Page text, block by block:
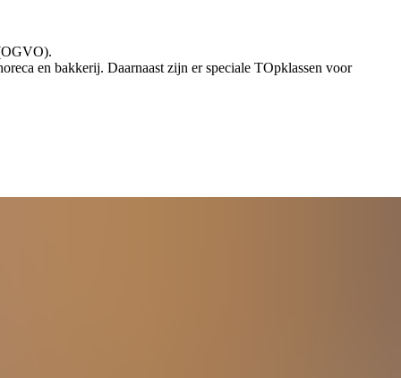
en bakkerij. Daarnaast zijn er speciale TOpklassen voor